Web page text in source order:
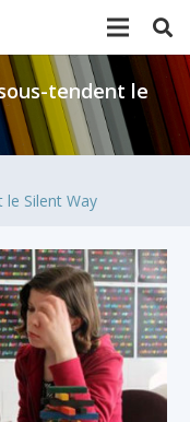
tendent le
le Silent Way